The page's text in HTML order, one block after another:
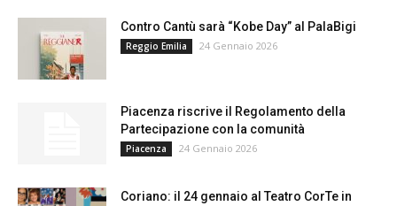
Contro Cantù sarà “Kobe Day” al PalaBigi
Reggio Emilia 24 Gennaio 2026
Piacenza riscrive il Regolamento della
Partecipazione con la comunità
Piacenza 24 Gennaio 2026
Coriano: il 24 gennaio al Teatro CorTe in